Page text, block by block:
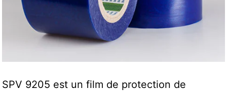
SPV 9205 est un film de protection de